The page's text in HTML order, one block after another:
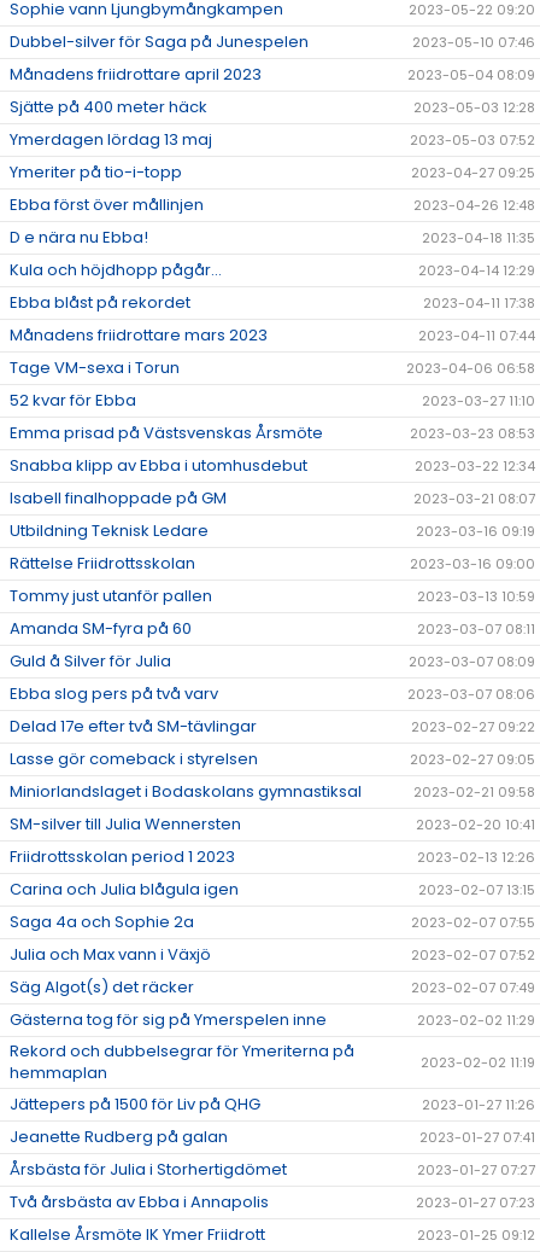
Sophie vann Ljungbymångkampen 2023-05-22 09:20
Dubbel-silver för Saga på Junespelen 2023-05-10 07:46
Månadens friidrottare april 2023 2023-05-04 08:09
Sjätte på 400 meter häck 2023-05-03 12:28
Ymerdagen lördag 13 maj 2023-05-03 07:52
Ymeriter på tio-i-topp 2023-04-27 09:25
Ebba först över mållinjen 2023-04-26 12:48
D e nära nu Ebba! 2023-04-18 11:35
Kula och höjdhopp pågår... 2023-04-14 12:29
Ebba blåst på rekordet 2023-04-11 17:38
Månadens friidrottare mars 2023 2023-04-11 07:44
Tage VM-sexa i Torun 2023-04-06 06:58
52 kvar för Ebba 2023-03-27 11:10
Emma prisad på Västsvenskas Årsmöte 2023-03-23 08:53
Snabba klipp av Ebba i utomhusdebut 2023-03-22 12:34
Isabell finalhoppade på GM 2023-03-21 08:07
Utbildning Teknisk Ledare 2023-03-16 09:19
Rättelse Friidrottsskolan 2023-03-16 09:00
Tommy just utanför pallen 2023-03-13 10:59
Amanda SM-fyra på 60 2023-03-07 08:11
Guld å Silver för Julia 2023-03-07 08:09
Ebba slog pers på två varv 2023-03-07 08:06
Delad 17e efter två SM-tävlingar 2023-02-27 09:22
Lasse gör comeback i styrelsen 2023-02-27 09:05
Miniorlandslaget i Bodaskolans gymnastiksal 2023-02-21 09:58
SM-silver till Julia Wennersten 2023-02-20 10:41
Friidrottsskolan period 1 2023 2023-02-13 12:26
Carina och Julia blågula igen 2023-02-07 13:15
Saga 4a och Sophie 2a 2023-02-07 07:55
Julia och Max vann i Växjö 2023-02-07 07:52
Säg Algot(s) det räcker 2023-02-07 07:49
Gästerna tog för sig på Ymerspelen inne 2023-02-02 11:29
Rekord och dubbelsegrar för Ymeriterna på
hemmaplan
2023-02-02 11:19
Jättepers på 1500 för Liv på QHG 2023-01-27 11:26
Jeanette Rudberg på galan 2023-01-27 07:41
Årsbästa för Julia i Storhertigdömet 2023-01-27 07:27
Två årsbästa av Ebba i Annapolis 2023-01-27 07:23
Kallelse Årsmöte IK Ymer Friidrott 2023-01-25 09:12